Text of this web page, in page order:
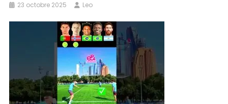
23 octobre 2025 Leo